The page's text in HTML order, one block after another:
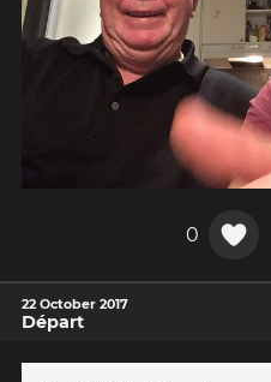
0
22 October 2017
Départ